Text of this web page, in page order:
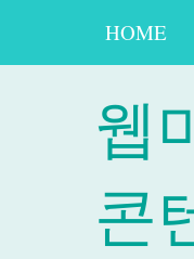
HOME
웹
콘